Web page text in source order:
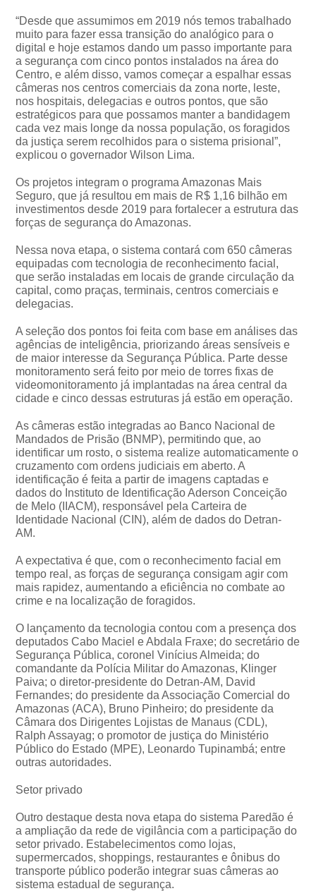
“Desde que assumimos em 2019 nós temos trabalhado
muito para fazer essa transição do analógico para o
digital e hoje estamos dando um passo importante para
a segurança com cinco pontos instalados na área do
Centro, e além disso, vamos começar a espalhar essas
câmeras nos centros comerciais da zona norte, leste,
nos hospitais, delegacias e outros pontos, que são
estratégicos para que possamos manter a bandidagem
cada vez mais longe da nossa população, os foragidos
da justiça serem recolhidos para o sistema prisional”,
explicou o governador Wilson Lima.
Os projetos integram o programa Amazonas Mais
Seguro, que já resultou em mais de R$ 1,16 bilhão em
investimentos desde 2019 para fortalecer a estrutura das
forças de segurança do Amazonas.
Nessa nova etapa, o sistema contará com 650 câmeras
equipadas com tecnologia de reconhecimento facial,
que serão instaladas em locais de grande circulação da
capital, como praças, terminais, centros comerciais e
delegacias.
A seleção dos pontos foi feita com base em análises das
agências de inteligência, priorizando áreas sensíveis e
de maior interesse da Segurança Pública. Parte desse
monitoramento será feito por meio de torres fixas de
videomonitoramento já implantadas na área central da
cidade e cinco dessas estruturas já estão em operação.
As câmeras estão integradas ao Banco Nacional de
Mandados de Prisão (BNMP), permitindo que, ao
identificar um rosto, o sistema realize automaticamente o
cruzamento com ordens judiciais em aberto. A
identificação é feita a partir de imagens captadas e
dados do Instituto de Identificação Aderson Conceição
de Melo (IIACM), responsável pela Carteira de
Identidade Nacional (CIN), além de dados do Detran-
AM.
A expectativa é que, com o reconhecimento facial em
tempo real, as forças de segurança consigam agir com
mais rapidez, aumentando a eficiência no combate ao
crime e na localização de foragidos.
O lançamento da tecnologia contou com a presença dos
deputados Cabo Maciel e Abdala Fraxe; do secretário de
Segurança Pública, coronel Vinícius Almeida; do
comandante da Polícia Militar do Amazonas, Klinger
Paiva; o diretor-presidente do Detran-AM, David
Fernandes; do presidente da Associação Comercial do
Amazonas (ACA), Bruno Pinheiro; do presidente da
Câmara dos Dirigentes Lojistas de Manaus (CDL),
Ralph Assayag; o promotor de justiça do Ministério
Público do Estado (MPE), Leonardo Tupinambá; entre
outras autoridades.
Setor privado
Outro destaque desta nova etapa do sistema Paredão é
a ampliação da rede de vigilância com a participação do
setor privado. Estabelecimentos como lojas,
supermercados, shoppings, restaurantes e ônibus do
transporte público poderão integrar suas câmeras ao
sistema estadual de segurança.